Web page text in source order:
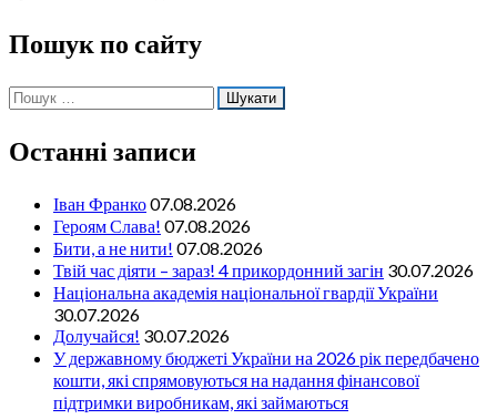
Пошук по сайту
Пошук:
Останні записи
Іван Франко07.08.2026
Героям Слава! 07.08.2026
Бити, а не нити! 07.08.2026
Твій час діяти – зараз! 4 прикордонний загін 30.07.2026
Національна академія національної гвардії України
30.07.2026
Долучайся! 30.07.2026
У державному бюджеті України на 2026 рік передбачено
кошти, які спрямовуються на надання фінансової
підтримки виробникам, які займаються